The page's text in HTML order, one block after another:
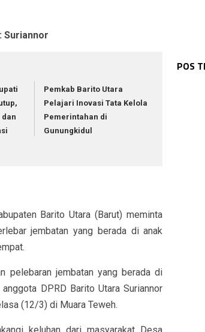
Suriannor
Pemkab Barito Utara
Pelajari Inovasi Tata Kelola
Pemerintahan di
Gunungkidul
Barito Utara (Barut) meminta
jembatan yang berada di anak
pelebaran jembatan yang berada di
DPRD Barito Utara Suriannor
(12/3) di Muara Teweh.
keluhan dari masyarakat Desa
POS
1